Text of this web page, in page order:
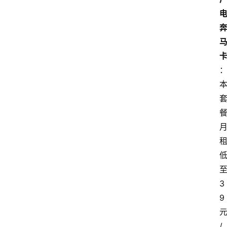
电
奔
马
卡
：
本
套
餐
月
租
低
至
3
9
元